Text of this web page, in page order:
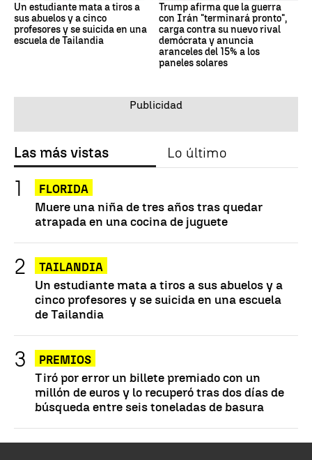
Un estudiante mata a tiros a
sus abuelos y a cinco
profesores y se suicida en una
escuela de Tailandia
Trump afirma que la guerra
con Irán "terminará pronto",
carga contra su nuevo rival
demócrata y anuncia
aranceles del 15% a los
paneles solares
Las más vistas Lo último
FLORIDA
Muere una niña de tres años tras quedar
atrapada en una cocina de juguete
TAILANDIA
Un estudiante mata a tiros a sus abuelos y a
cinco profesores y se suicida en una escuela
de Tailandia
PREMIOS
Tiró por error un billete premiado con un
millón de euros y lo recuperó tras dos días de
búsqueda entre seis toneladas de basura